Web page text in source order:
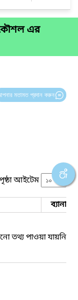
এর
মতামত প্রদান করুন
আইটেম
ব্যানার
তথ্য পাওয়া যায়নি।